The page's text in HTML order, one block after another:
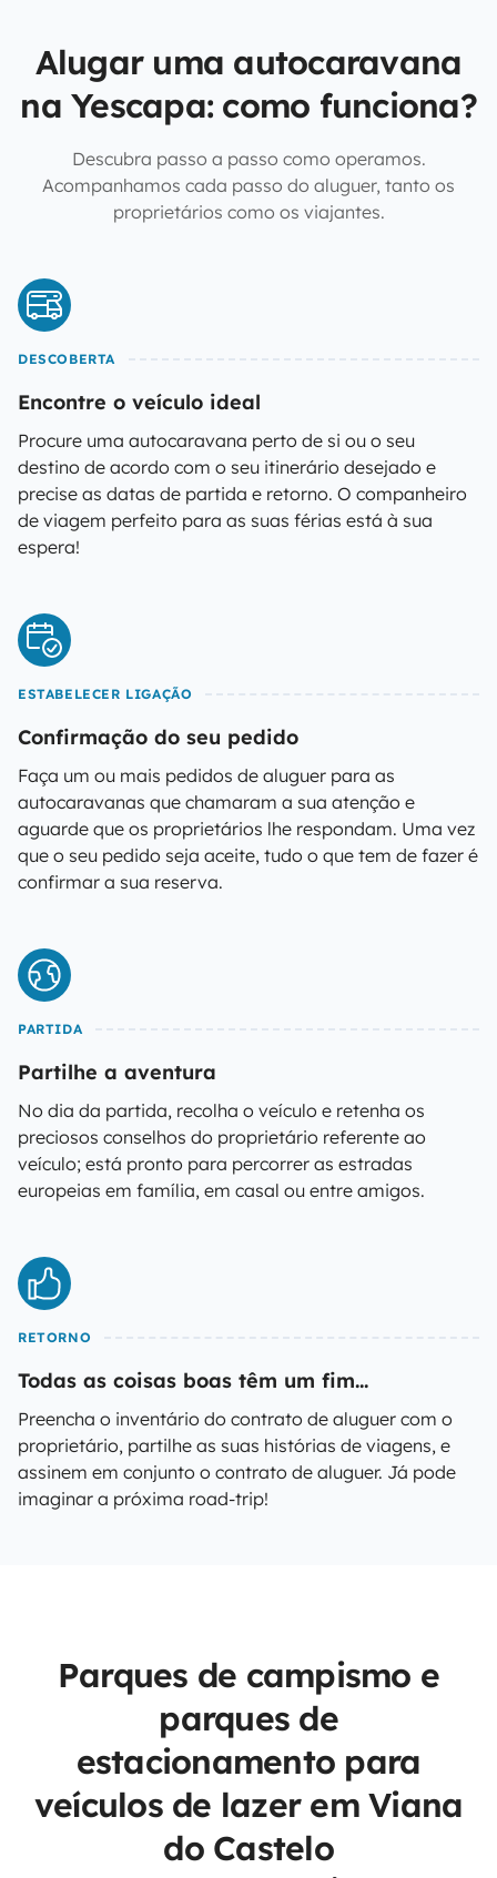
Alugar uma autocaravana
na Yescapa: como funciona?
Descubra passo a passo como operamos.
Acompanhamos cada passo do aluguer, tanto os
proprietários como os viajantes.
DESCOBERTA
Encontre o veículo ideal
Procure uma autocaravana perto de si ou o seu
destino de acordo com o seu itinerário desejado e
precise as datas de partida e retorno. O companheiro
de viagem perfeito para as suas férias está à sua
espera!
ESTABELECER LIGAÇÃO
Confirmação do seu pedido
Faça um ou mais pedidos de aluguer para as
autocaravanas que chamaram a sua atenção e
aguarde que os proprietários lhe respondam. Uma vez
que o seu pedido seja aceite, tudo o que tem de fazer é
confirmar a sua reserva.
PARTIDA
Partilhe a aventura
No dia da partida, recolha o veículo e retenha os
preciosos conselhos do proprietário referente ao
veículo; está pronto para percorrer as estradas
europeias em família, em casal ou entre amigos.
RETORNO
Todas as coisas boas têm um fim...
Preencha o inventário do contrato de aluguer com o
proprietário, partilhe as suas histórias de viagens, e
assinem em conjunto o contrato de aluguer. Já pode
imaginar a próxima road-trip!
Parques de campismo e
parques de
estacionamento para
veículos de lazer em Viana
do Castelo